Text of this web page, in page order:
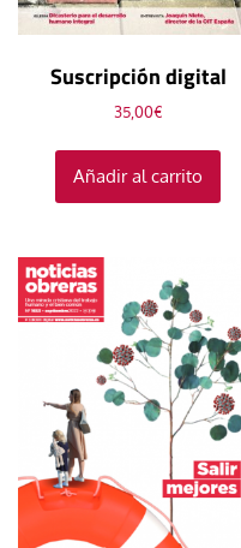
Suscripción digital
35,00€
Añadir al carrito